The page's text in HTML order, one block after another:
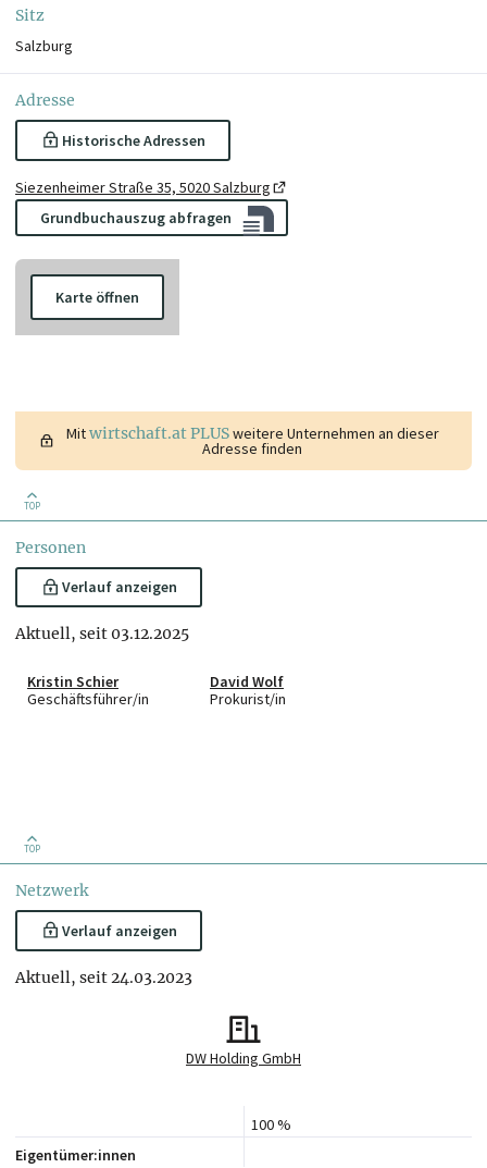
Sitz
Salzburg
Adresse
Historische Adressen
Siezenheimer Straße 35, 5020 Salzburg
Grundbuchauszug abfragen
Karte öffnen
Mitwirtschaft.at PLUSweitere Unternehmen an dieser
Adresse finden
TOP
Personen
Verlauf anzeigen
Aktuell, seit 03.12.2025
Kristin Schier
Geschäftsführer/in
David Wolf
Prokurist/in
TOP
Netzwerk
Verlauf anzeigen
Aktuell, seit 24.03.2023
DW Holding GmbH
100 %
Eigentümer:innen